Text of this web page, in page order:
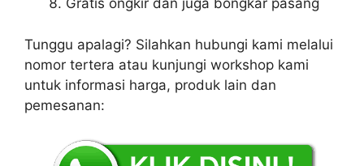
Gratis ongkir dan juga bongkar pasang
Tunggu apalagi? Silahkan hubungi kami melalui
nomor tertera atau kunjungi workshop kami
untuk informasi harga, produk lain dan
pemesanan: